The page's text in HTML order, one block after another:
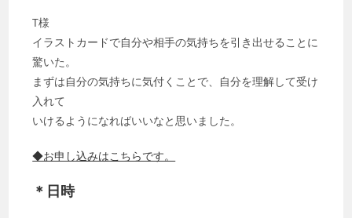
T様
イラストカードで自分や相手の気持ちを引き出せることに
驚いた。
まずは自分の気持ちに気付くことで、自分を理解して受け
入れて
いけるようになればいいなと思いました。
◆お申し込みはこちらです。
＊日時